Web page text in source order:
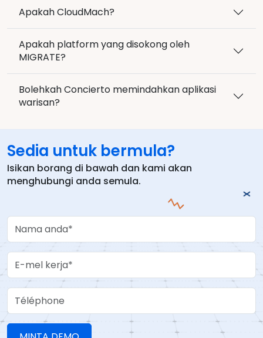
Apakah CloudMach?
Apakah platform yang disokong oleh
MIGRATE?
Bolehkah Concierto memindahkan aplikasi
warisan?
Sedia untuk bermula?
Isikan borang di bawah dan kami akan
menghubungi anda semula.
Your Name
Work Email
Téléphone